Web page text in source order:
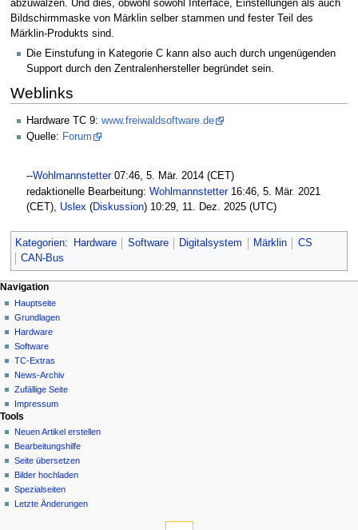
abzuwälzen. Und dies, obwohl sowohl Interface, Einstellungen als auch
Bildschirmmaske von Märklin selber stammen und fester Teil des
Märklin-Produkts sind.
Die Einstufung in Kategorie C kann also auch durch ungenügenden
Support durch den Zentralenhersteller begründet sein.
Weblinks
Hardware TC 9: www.freiwaldsoftware.de
Quelle: Forum
--Wohlmannstetter07:46, 5. Mär. 2014 (CET)
redaktionelle Bearbeitung: Wohlmannstetter16:46, 5. Mär. 2021
(CET), Uslex (Diskussion) 10:29, 11. Dez. 2025 (UTC)
Kategorien: Hardware Software Digitalsystem Märklin
CS
CAN-Bus
N
a
v
g
a
i
o
n
s
m
e
Seitenaktionen
Seite
Diskussion
Lesen
Quelltext
anzeigen
Versionsgeschichte
Meine Werkzeuge
Deutsch
Anmelden
Navigation
Hauptseite
Grundlagen
Hardware
Software
TC-Extras
News-Archiv
Zufällige Seite
Impressum
Tools
Neuen Artikel erstellen
Bearbeitungshilfe
Seite übersetzen
Bilder hochladen
Spezialseiten
Letzte Änderungen